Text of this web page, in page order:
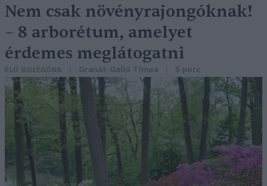
Nem csak növényrajongóknak!
– 8 arborétum, amelyet
érdemes meglátogatni
ÉLŐ BOLYGÓNK Granát-Galló Tímea 5 perc